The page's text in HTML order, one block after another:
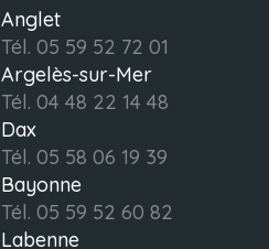
Anglet
Tél. 05 59 52 72 01
Argelès-sur-Mer
Tél. 04 48 22 14 48
Dax
Tél. 05 58 06 19 39
Bayonne
Tél. 05 59 52 60 82
Labenne